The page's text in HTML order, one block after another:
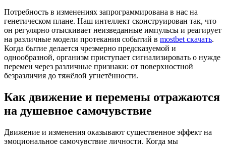
Потребность в изменениях запрограммирована в нас на
генетическом плане. Наш интеллект сконструирован так, что
он регулярно отыскивает неизведанные импульсы и реагирует
на различные модели протекания событий в mostbet скачать.
Когда бытие делается чрезмерно предсказуемой и
однообразной, организм приступает сигнализировать о нужде
перемен через различные признаки: от поверхностной
безразличия до тяжёлой угнетённости.
Как движение и перемены отражаются
на душевное самочувствие
Движение и изменения оказывают существенное эффект на
эмоциональное самочувствие личности. Когда мы